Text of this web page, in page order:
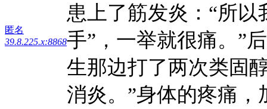
匿名
39.8.225.x:8868
患上了筋发炎：“所
手”，一举就很痛。”
生那边打了两次类固
消炎。”身体的疼痛